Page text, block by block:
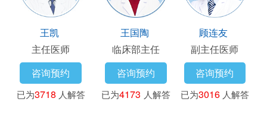
王凯
主任医师
咨询预约
已为3718 人解答
王国陶
临床部主任
咨询预约
已为4173 人解答
顾连友
副主任医师
咨询预约
已为3016 人解答